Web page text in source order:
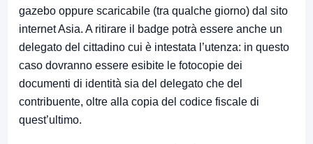
gazebo oppure scaricabile (tra qualche giorno) dal sito
internet Asia. A ritirare il badge potrà essere anche un
delegato del cittadino cui è intestata l’utenza: in questo
caso dovranno essere esibite le fotocopie dei
documenti di identità sia del delegato che del
contribuente, oltre alla copia del codice fiscale di
quest’ultimo.